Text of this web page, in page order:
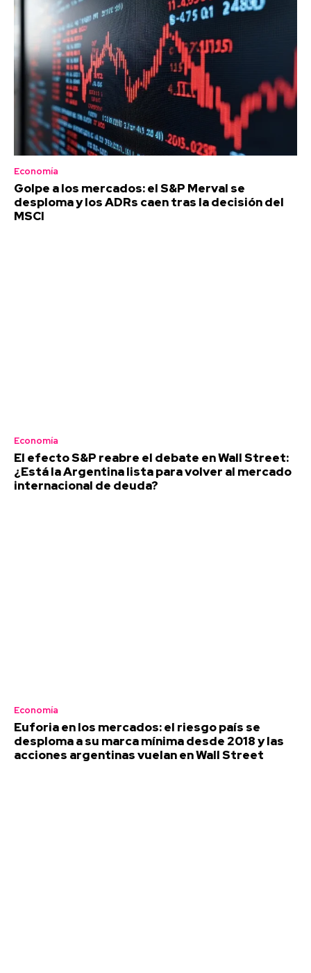
Economía
Golpe a los mercados: el S&P Merval se
desploma y los ADRs caen tras la decisión del
MSCI
Economía
El efecto S&P reabre el debate en Wall Street:
¿Está la Argentina lista para volver al mercado
internacional de deuda?
Economía
Euforia en los mercados: el riesgo país se
desploma a su marca mínima desde 2018 y las
acciones argentinas vuelan en Wall Street